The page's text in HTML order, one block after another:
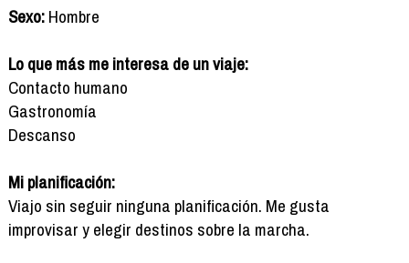
Sexo:Hombre
Lo que más me interesa de un viaje:
Contacto humano
Gastronomía
Descanso
Mi planificación:
Viajo sin seguir ninguna planificación. Me gusta
improvisar y elegir destinos sobre la marcha.